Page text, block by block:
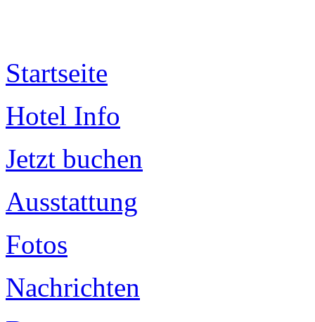
Startseite
Hotel Info
Jetzt buchen
Ausstattung
Fotos
Nachrichten